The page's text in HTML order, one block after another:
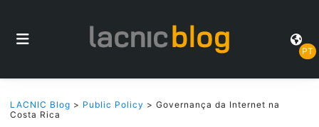
PT
LACNIC Blog > Public Policy > Governança da Internet na
Costa Rica